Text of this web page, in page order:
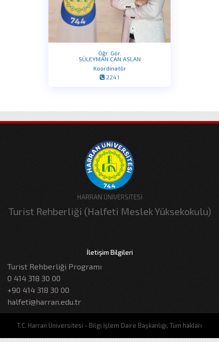
HARRAN ÜNİVERSİTESİ
Turist Rehberliği (Halfeti Meslek Yüksekokulu)
İletişim Bilgileri
Turist Rehberliği Programı
0 414 318 30 00
+90 414 318 30 00
halfeti@harran.edu.tr
T.C. Harran Üniversitesi - Bilgi İşlem Daire Başkanlığı, Tüm hakları